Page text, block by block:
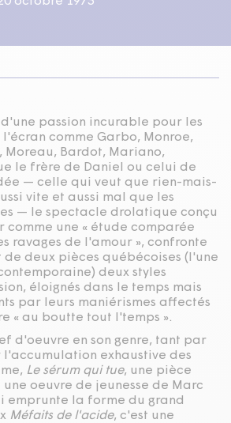
passion incurable pour les
comme Garbo, Monroe,
Moreau, Bardot, Mariano,
le frère de Daniel ou celui de
— celle qui veut que rien-mais-
vite et aussi mal que les
— le spectacle drolatique conçu
comme une « étude comparée
ravages de l'amour », confronte
deux pièces québécoises (l'une
deux styles
éloignés dans le temps mais
par leurs maniérismes affectés
« au boutte tout l'temps ».
d'oeuvre en son genre, tant par
exhaustive des
Le sérum qui tue, une pièce
une oeuvre de jeunesse de Marc
emprunte la forme du grand
Méfaits de l'acide, c'est une